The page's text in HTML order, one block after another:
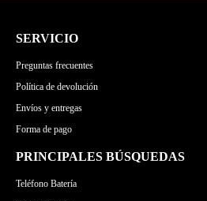
SERVICIO
Preguntas frecuentes
Política de devolución
Envíos y entregas
Forma de pago
PRINCIPALES BÚSQUEDAS
Teléfono Batería